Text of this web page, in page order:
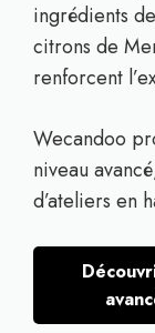
ingrédients
citrons de
renforcent
Wecandoo
niveau
d’ateliers en